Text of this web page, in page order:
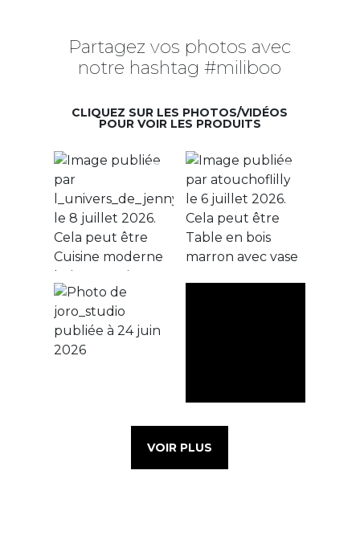
Partagez vos photos avec
notre hashtag #miliboo
CLIQUEZ SUR LES PHOTOS/VIDÉOS
POUR VOIR LES PRODUITS
VOIR PLUS